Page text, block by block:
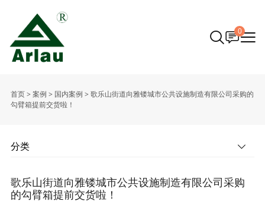
0
首页> 案例 > 国内案例 > 歌乐山街道向雅镂城市公共设施制造有限公司采购的
勾臂箱提前交货啦！
分类
歌乐山街道向雅镂城市公共设施制造有限公司采购
的勾臂箱提前交货啦！